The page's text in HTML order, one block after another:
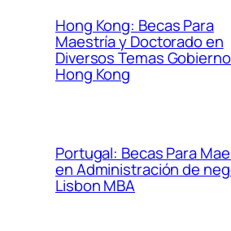
Hong Kong: Becas Para
Maestría y Doctorado en
Diversos Temas
Hong Kong
Portugal: Becas Para
en Administración de
Lisbon MBA